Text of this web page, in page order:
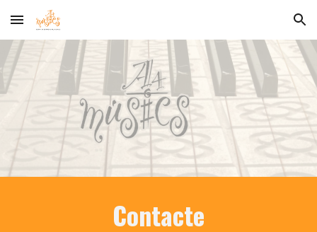
Skip to main content Skip to navigation
Contacte